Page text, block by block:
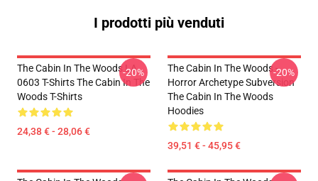
I prodotti più venduti
The Cabin In The Woods LA
0603 T-Shirts The Cabin In The
Woods T-Shirts
24,38 € - 28,06 €
-20%
The Cabin In The Woods -
Horror Archetype Subversion
The Cabin In The Woods
Hoodies
39,51 € - 45,95 €
-20%